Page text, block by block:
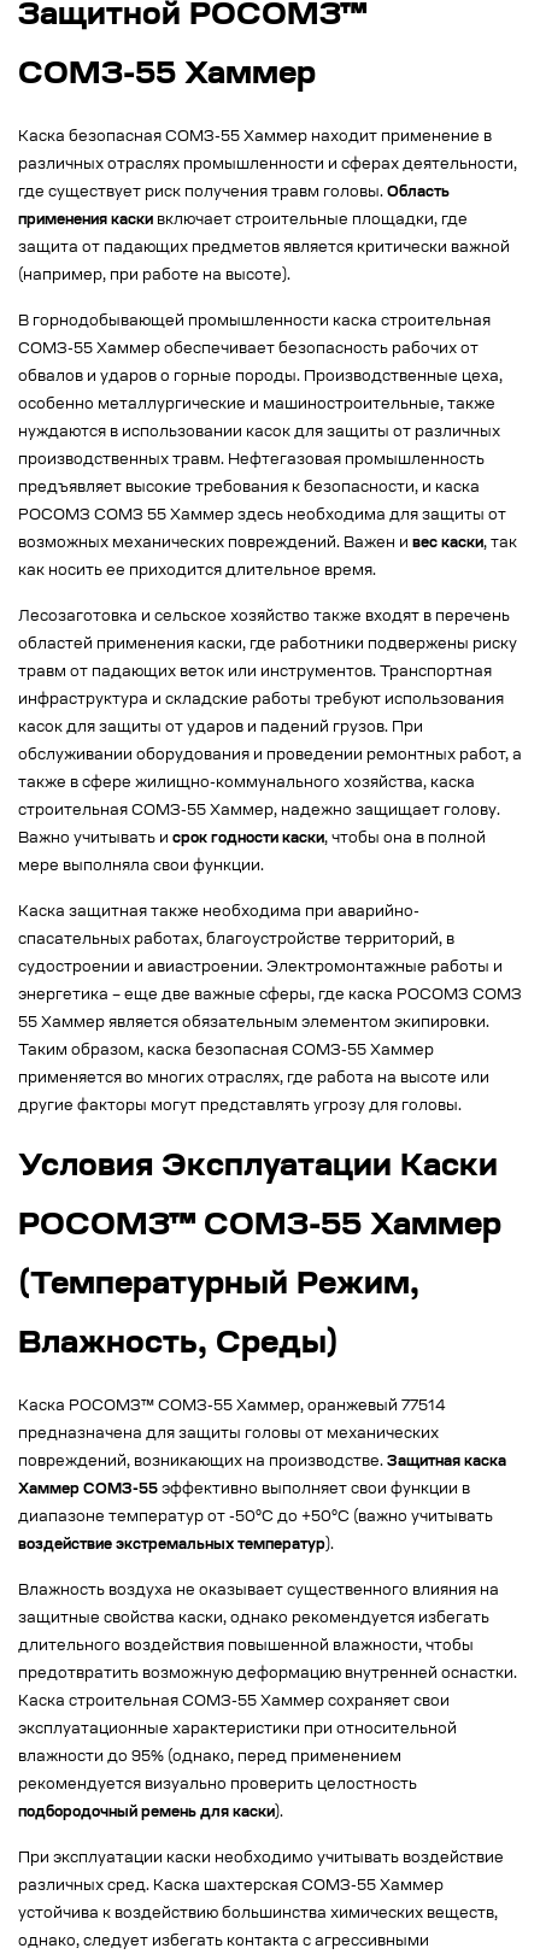
Защитной РОСОМЗ™
СОМЗ-55 Хаммер
Каска безопасная СОМЗ-55 Хаммер находит применение в
различных отраслях промышленности и сферах деятельности,
где существует риск получения травм головы. Область
применения каски включает строительные площадки, где
защита от падающих предметов является критически важной
(например, при работе на высоте).
В горнодобывающей промышленности каска строительная
СОМЗ-55 Хаммер обеспечивает безопасность рабочих от
обвалов и ударов о горные породы. Производственные цеха,
особенно металлургические и машиностроительные, также
нуждаются в использовании касок для защиты от различных
производственных травм. Нефтегазовая промышленность
предъявляет высокие требования к безопасности, и каска
РОСОМЗ СОМЗ 55 Хаммер здесь необходима для защиты от
возможных механических повреждений. Важен и вес каски, так
как носить ее приходится длительное время.
Лесозаготовка и сельское хозяйство также входят в перечень
областей применения каски, где работники подвержены риску
травм от падающих веток или инструментов. Транспортная
инфраструктура и складские работы требуют использования
касок для защиты от ударов и падений грузов. При
обслуживании оборудования и проведении ремонтных работ, а
также в сфере жилищно-коммунального хозяйства, каска
строительная СОМЗ-55 Хаммер, надежно защищает голову.
Важно учитывать и срок годности каски, чтобы она в полной
мере выполняла свои функции.
Каска защитная также необходима при аварийно-
спасательных работах, благоустройстве территорий, в
судостроении и авиастроении. Электромонтажные работы и
энергетика – еще две важные сферы, где каска РОСОМЗ СОМЗ
55 Хаммер является обязательным элементом экипировки.
Таким образом, каска безопасная СОМЗ-55 Хаммер
применяется во многих отраслях, где работа на высоте или
другие факторы могут представлять угрозу для головы.
Условия Эксплуатации Каски
РОСОМЗ™ СОМЗ-55 Хаммер
(Температурный Режим,
Влажность, Среды)
Каска РОСОМЗ™ СОМЗ-55 Хаммер, оранжевый 77514
предназначена для защиты головы от механических
повреждений, возникающих на производстве. Защитная каска
Хаммер СОМЗ-55 эффективно выполняет свои функции в
диапазоне температур от -50°C до +50°C (важно учитывать
воздействие экстремальных температур).
Влажность воздуха не оказывает существенного влияния на
защитные свойства каски, однако рекомендуется избегать
длительного воздействия повышенной влажности, чтобы
предотвратить возможную деформацию внутренней оснастки.
Каска строительная СОМЗ-55 Хаммер сохраняет свои
эксплуатационные характеристики при относительной
влажности до 95% (однако, перед применением
рекомендуется визуально проверить целостность
подбородочный ремень для каски).
При эксплуатации каски необходимо учитывать воздействие
различных сред. Каска шахтерская СОМЗ-55 Хаммер
устойчива к воздействию большинства химических веществ,
однако, следует избегать контакта с агрессивными